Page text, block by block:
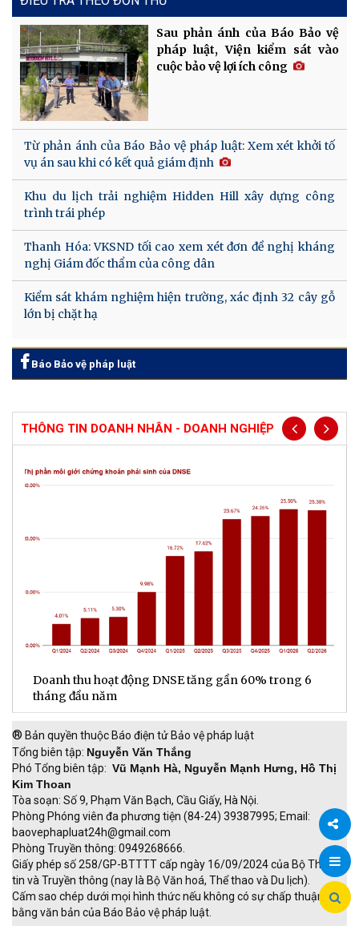
Chia
Sau phản ánh của Báo Bảo vệ
pháp luật, Viện kiểm sát vào
cuộc bảo vệ lợi ích công
Từ phản ánh của Báo Bảo vệ pháp luật: Xem xét khởi tố
vụ án sau khi có kết quả giám định
Khu du lịch trải nghiệm Hidden Hill xây dựng công
trình trái phép
Thanh Hóa: VKSND tối cao xem xét đơn đề nghị kháng
nghị Giám đốc thẩm của công dân
Kiểm sát khám nghiệm hiện trường, xác định 32 cây gỗ
lớn bị chặt hạ
Báo Bảo vệ pháp luật
THÔNG TIN DOANH NHÂN - DOANH NGHIỆP
Doanh thu hoạt động DNSE tăng gần 60% trong 6
tháng đầu năm
® Bản quyền thuộc Báo điện tử Bảo vệ pháp luật
Tổng biên tập: Nguyễn Văn Thắng
Phó Tổng biên tập: Vũ Mạnh Hà, Nguyễn Mạnh Hưng, Hồ Thị
Kim Thoan
Tòa soạn: Số 9, Phạm Văn Bạch, Cầu Giấy, Hà Nội.
Phòng Phóng viên đa phương tiện (84-24) 39387995; Email:
baovephapluat24h@gmail.com
Phòng Truyền thông: 0949268666.
Giấy phép số 258/GP-BTTTT cấp ngày 16/09/2024 của Bộ Thông
tin và Truyền thông (nay là Bộ Văn hoá, Thể thao và Du lịch).
Cấm sao chép dưới mọi hình thức nếu không có sự chấp thuận
bằng văn bản của Báo Bảo vệ pháp luật.